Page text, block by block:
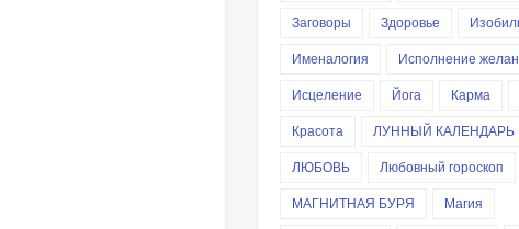
Заговоры
Здоровье
Именалогия
Исполнение
Исцеление
Йога Карма
Красота
ЛУННЫЙ КАЛЕНДАРЬ
ЛЮБОВЬ
Любовный гороскоп
МАГНИТНАЯ БУРЯ
Магия